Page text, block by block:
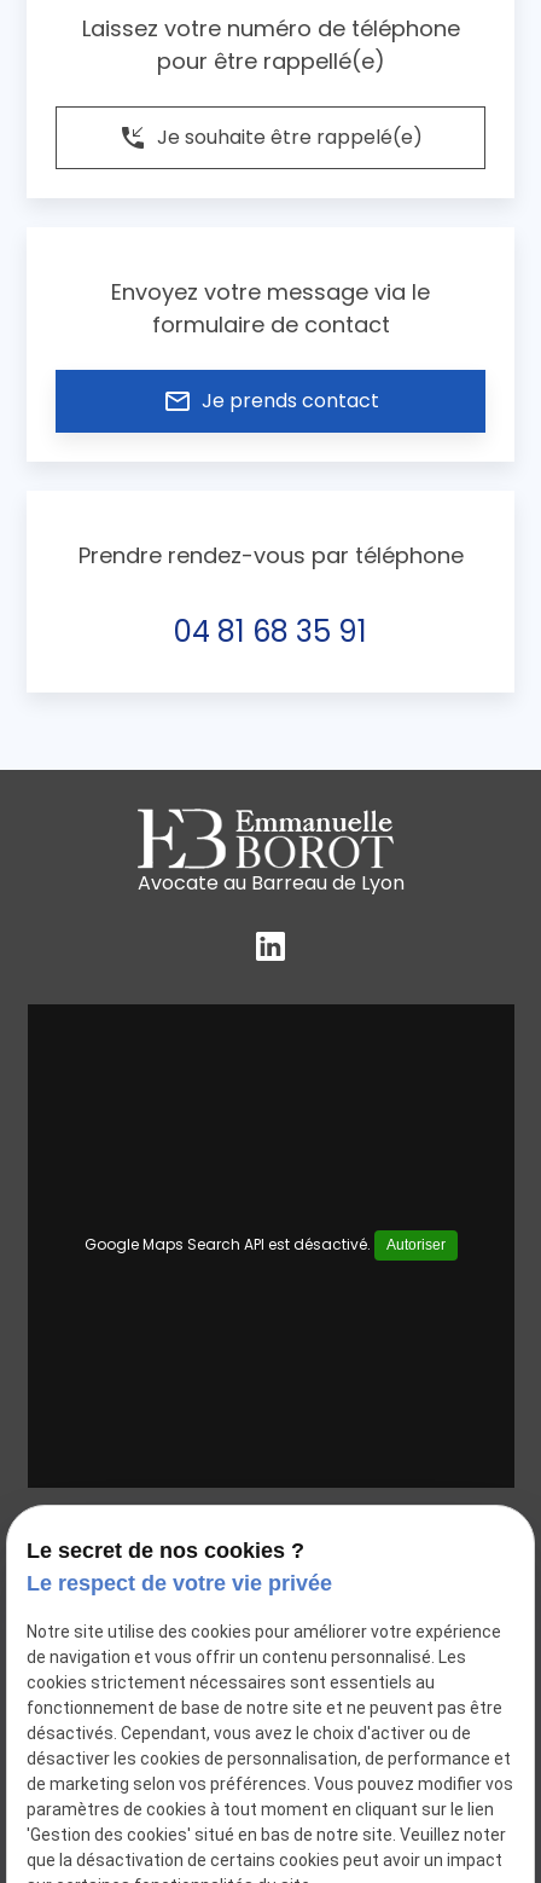
Laissez votre numéro de téléphone
pour être rappellé(e)
phone_callback Je souhaite être rappelé(e)
Envoyez votre message via le
formulaire de contact
mail_outline Je prends contact
Prendre rendez-vous par téléphone
04 81 68 35 91
Avocate au Barreau de Lyon
Google Maps Search API est désactivé. Autoriser
35 rue Voltaire
69003 Lyon
04 81 68 35 91
Siret : 48354916800043
Plan du site
Mentions légales
Politique de confidentialité
Le secret de nos cookies ?
Le respect de votre vie privée
Notre site utilise des cookies pour améliorer votre expérience
de navigation et vous offrir un contenu personnalisé. Les
cookies strictement nécessaires sont essentiels au
fonctionnement de base de notre site et ne peuvent pas être
désactivés. Cependant, vous avez le choix d'activer ou de
désactiver les cookies de personnalisation, de performance et
de marketing selon vos préférences. Vous pouvez modifier vos
paramètres de cookies à tout moment en cliquant sur le lien
'Gestion des cookies' situé en bas de notre site. Veuillez noter
que la désactivation de certains cookies peut avoir un impact